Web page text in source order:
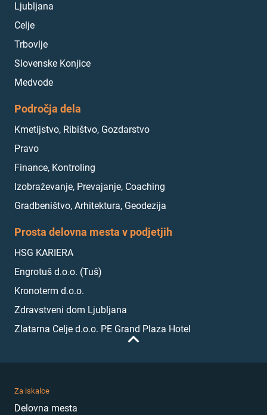
Ljubljana
Celje
Trbovlje
Slovenske Konjice
Medvode
Področja dela
Kmetijstvo, Ribištvo, Gozdarstvo
Pravo
Finance, Kontroling
Izobraževanje, Prevajanje, Coaching
Gradbeništvo, Arhitektura, Geodezija
Prosta delovna mesta v podjetjih
HSG KARIERA
Engrotuš d.o.o. (Tuš)
Kronoterm d.o.o.
Zdravstveni dom Ljubljana
Zlatarna Celje d.o.o. PE Grand Plaza Hotel
Za iskalce
Delovna mesta